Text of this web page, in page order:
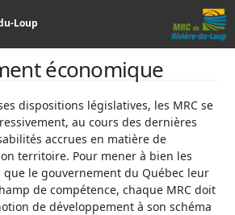
Loup
économique
dispositions législatives, les MRC se
au cours des dernières
accrues en matière de
territoire. Pour mener à bien les
le gouvernement du Québec leur
de compétence, chaque MRC doit
de développement à son schéma